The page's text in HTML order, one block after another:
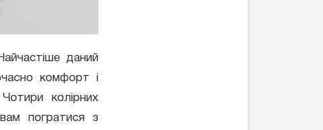
даний
комфорт і
колірних
погратися з